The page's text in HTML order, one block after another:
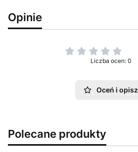
Opinie
Liczba ocen: 0
Oceń i opisz
Polecane produkty